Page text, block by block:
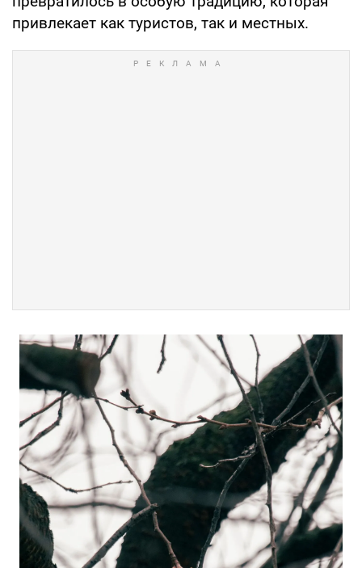
привлекает как туристов, так и местных.